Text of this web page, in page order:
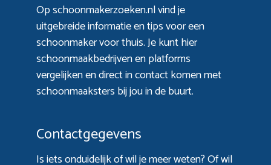
Op schoonmakerzoeken.nl vind je
uitgebreide informatie en tips voor een
schoonmaker voor thuis. Je kunt hier
schoonmaakbedrijven en platforms
vergelijken en direct in contact komen met
schoonmaaksters bij jou in de buurt.
Contactgegevens
Is iets onduidelijk of wil je meer weten? Of wil